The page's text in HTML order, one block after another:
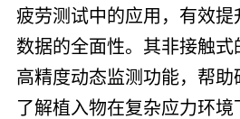
疲劳测试中的应用，有效提
数据的全面性。其非接触式
高精度动态监测功能，帮
了解植入物在复杂应力环境